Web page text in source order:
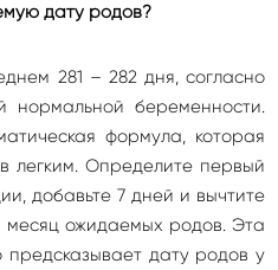
дату родов?
281 – 282 дня, согласно
нормальной беременности.
формула, которая
легким. Определите первый
добавьте 7 дней и вычтите
месяц ожидаемых родов. Эта
дату родов у